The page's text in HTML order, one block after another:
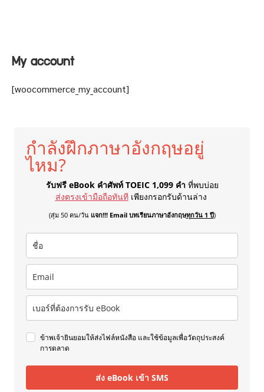
My account
[woocommerce_my_account]
กำลังฝึกภาษาอังกฤษอยู่
ไหม?
รับฟรี eBook คำศัพท์ TOEIC 1,099 คำ ที่พบบ่อย
ส่งตรงเข้ามือถือทันที เพียงกรอกรับด้านล่าง
(สุ่ม 50 คน/วัน แจก!!! Email บทเรียนภาษาอังกฤษทุกวัน 1 ปี)
ข้าพเจ้ายินยอมให้ส่งไฟล์หนังสือ และใช้ข้อมูลเพื่อวัตถุประสงค์
การตลาด
ส่ง eBook เข้า SMS